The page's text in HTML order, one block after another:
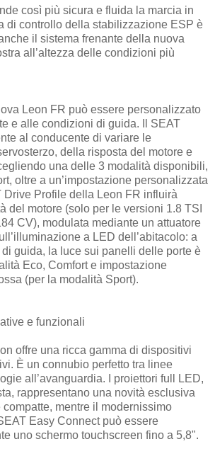
così più sicura e fluida la marcia in
di controllo della stabilizzazione ESP è
il sistema frenante della nuova
all’altezza delle condizioni più
Leon FR può essere personalizzato
e alle condizioni di guida. Il SEAT
al conducente di variare le
della risposta del motore e
una delle 3 modalità disponibili,
oltre a un’impostazione personalizzata
Drive Profile della Leon FR influirà
del motore (solo per le versioni 1.8 TSI
CV), modulata mediante un attuatore
a LED dell’abitacolo: a
guida, la luce sui panelli delle porte è
Eco, Comfort e impostazione
(per la modalità Sport).
e funzionali
offre una ricca gamma di dispositivi
È un connubio perfetto tra linee
all’avanguardia. I proiettori full LED,
rappresentano una novità esclusiva
mentre il modernissimo
Easy Connect può essere
uno schermo touchscreen fino a 5,8".